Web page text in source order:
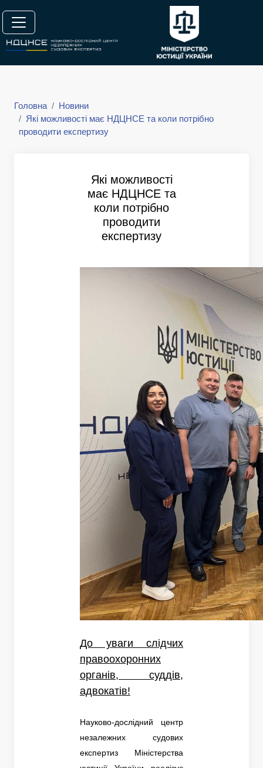
Головна
Новини
Які можливості має НДЦНСЕ та коли потрібно
проводити експертизу
Які можливості
має НДЦНСЕ та
коли потрібно
проводити
експертизу
До уваги слідчих
правоохоронних
органів, суддів,
адвокатів!
Науково-дослідний центр
незалежних судових
експертиз Міністерства